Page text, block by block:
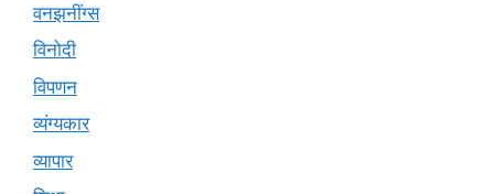
वनझनींग्स
विनोदी
विपणन
व्यंग्यकार
व्यापार